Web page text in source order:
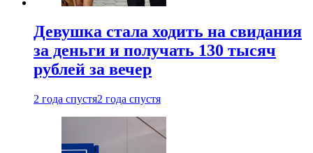
Девушка стала ходить на свидания
за деньги и получать 130 тысяч
рублей за вечер
2 года спустя2 года спустя